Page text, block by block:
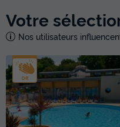
Votre
Nos utilisateurs